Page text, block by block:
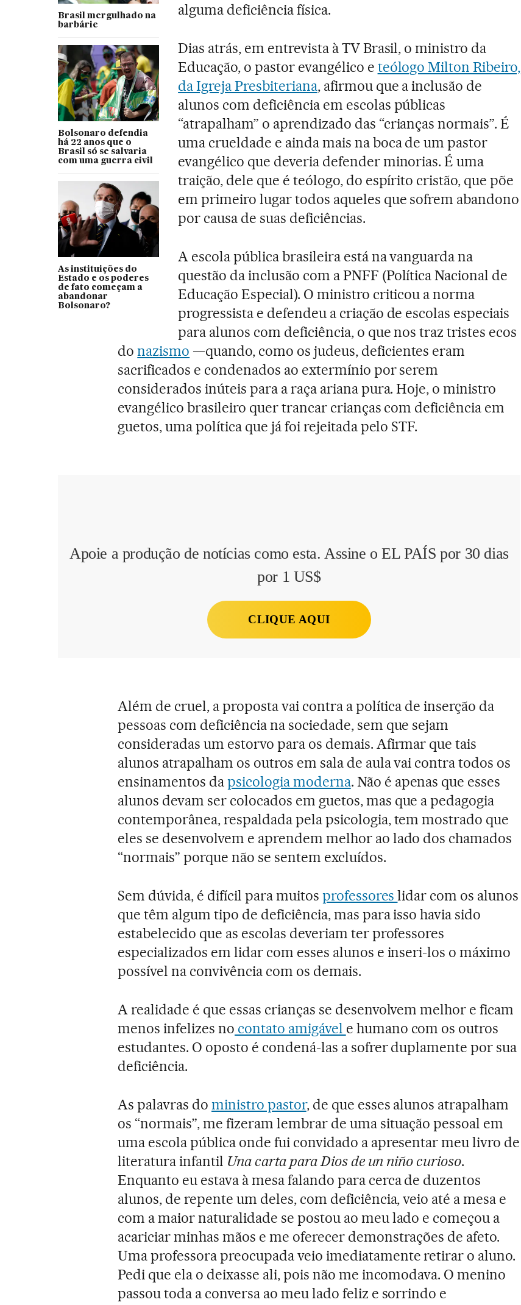
Brasil mergulhado na
barbárie
Bolsonaro defendia
há 22 anos que o
Brasil só se salvaria
com uma guerra civil
As instituições do
Estado e os poderes
de fato começam a
abandonar
Bolsonaro?
alguma deficiência física.
Dias atrás, em entrevista à TV Brasil, o ministro da
Educação, o pastor evangélico e teólogo Milton Ribeiro,
da Igreja Presbiteriana, afirmou que a inclusão de
alunos com deficiência em escolas públicas
“atrapalham” o aprendizado das “crianças normais”. É
uma crueldade e ainda mais na boca de um pastor
evangélico que deveria defender minorias. É uma
traição, dele que é teólogo, do espírito cristão, que põe
em primeiro lugar todos aqueles que sofrem abandono
por causa de suas deficiências.
A escola pública brasileira está na vanguarda na
questão da inclusão com a PNFF (Política Nacional de
Educação Especial). O ministro criticou a norma
progressista e defendeu a criação de escolas especiais
para alunos com deficiência, o que nos traz tristes ecos
donazismo —quando, como os judeus, deficientes eram
sacrificados e condenados ao extermínio por serem
considerados inúteis para a raça ariana pura. Hoje, o ministro
evangélico brasileiro quer trancar crianças com deficiência em
guetos, uma política que já foi rejeitada pelo STF.
Apoie a produção de notícias como esta. Assine o EL PAÍS por 30 dias
por 1 US$
CLIQUE AQUI
Além de cruel, a proposta vai contra a política de inserção da
pessoas com deficiência na sociedade, sem que sejam
consideradas um estorvo para os demais. Afirmar que tais
alunos atrapalham os outros em sala de aula vai contra todos os
ensinamentos dapsicologia moderna. Não é apenas que esses
alunos devam ser colocados em guetos, mas que a pedagogia
contemporânea, respaldada pela psicologia, tem mostrado que
eles se desenvolvem e aprendem melhor ao lado dos chamados
“normais” porque não se sentem excluídos.
Sem dúvida, é difícil para muitos professoreslidar com os alunos
que têm algum tipo de deficiência, mas para isso havia sido
estabelecido que as escolas deveriam ter professores
especializados em lidar com esses alunos e inseri-los o máximo
possível na convivência com os demais.
A realidade é que essas crianças se desenvolvem melhor e ficam
menos infelizes no contato amigável e humano com os outros
estudantes. O oposto é condená-las a sofrer duplamente por sua
deficiência.
As palavras doministro pastor, de que esses alunos atrapalham
os “normais”, me fizeram lembrar de uma situação pessoal em
uma escola pública onde fui convidado a apresentar meu livro de
literatura infantil Una carta para Dios de un niño curioso.
Enquanto eu estava à mesa falando para cerca de duzentos
alunos, de repente um deles, com deficiência, veio até a mesa e
com a maior naturalidade se postou ao meu lado e começou a
acariciar minhas mãos e me oferecer demonstrações de afeto.
Uma professora preocupada veio imediatamente retirar o aluno.
Pedi que ela o deixasse ali, pois não me incomodava. O menino
passou toda a conversa ao meu lado feliz e sorrindo e